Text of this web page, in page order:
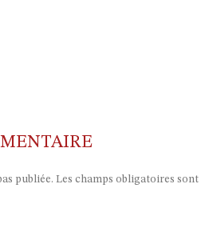
publiée. Les champs obligatoires sont